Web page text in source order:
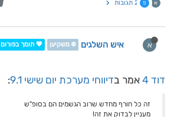
א פ 2 תגובות
א איש השלגים ❄️ משקיען 💖 תומך בפורום
דוד 4 אמר בדיווחי מערכת יום שישי 9.1 :
זה כל חורף מחדש שרוב הגשמים הם בסופ"ש
מעניין לבדוק את זה!